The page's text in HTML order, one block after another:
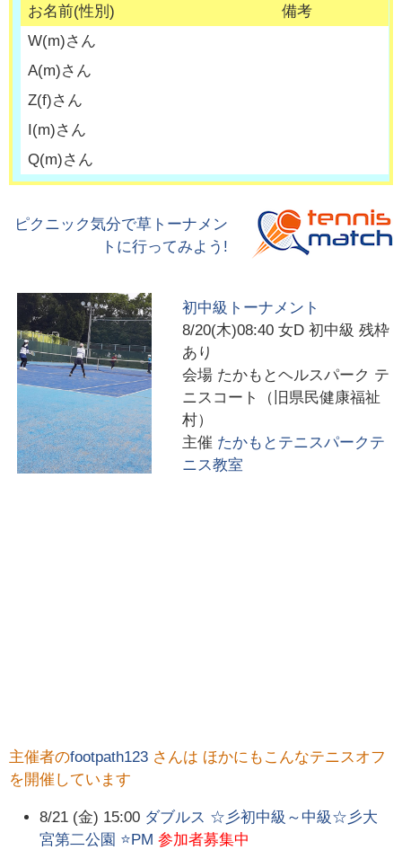
お名前(性別)
備考
W(m)さん
A(m)さん
Z(f)さん
I(m)さん
Q(m)さん
ピクニック気分で草トーナメン
トに行ってみよう!
初中級トーナメント
8/20(木)08:40 女D 初中級 残枠
あり
会場 たかもとヘルスパーク テ
ニスコート（旧県民健康福祉
村）
主催 たかもとテニスパークテ
ニス教室
主催者のfootpath123 さんは ほかにもこんなテニスオフ
を開催しています
8/21 (金) 15:00 ダブルス ☆彡初中級～中級☆彡大
宮第二公園 ⭐PM 参加者募集中